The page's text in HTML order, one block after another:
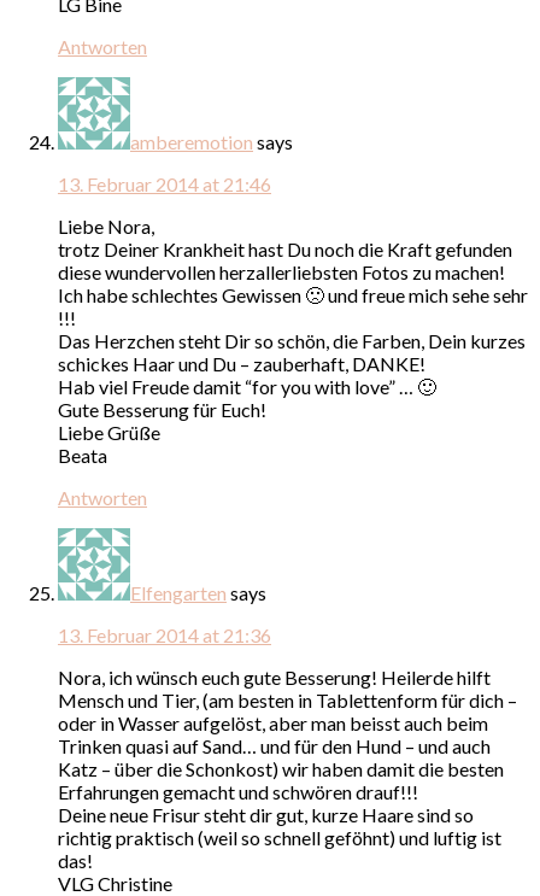
Antworten
amberemotion says
13. Februar 2014 at 21:46
Liebe Nora,
trotz Deiner Krankheit hast Du noch die Kraft gefunden
diese wundervollen herzallerliebsten Fotos zu machen!
Ich habe schlechtes Gewissen 🙁 und freue mich sehe sehr
!!!
Das Herzchen steht Dir so schön, die Farben, Dein kurzes
schickes Haar und Du – zauberhaft, DANKE!
Hab viel Freude damit “for you with love” … 🙂
Gute Besserung für Euch!
Liebe Grüße
Beata
Antworten
Elfengarten says
13. Februar 2014 at 21:36
Nora, ich wünsch euch gute Besserung! Heilerde hilft
Mensch und Tier, (am besten in Tablettenform für dich –
oder in Wasser aufgelöst, aber man beisst auch beim
Trinken quasi auf Sand… und für den Hund – und auch
Katz – über die Schonkost) wir haben damit die besten
Erfahrungen gemacht und schwören drauf!!!
Deine neue Frisur steht dir gut, kurze Haare sind so
richtig praktisch (weil so schnell geföhnt) und luftig ist
das!
VLG Christine